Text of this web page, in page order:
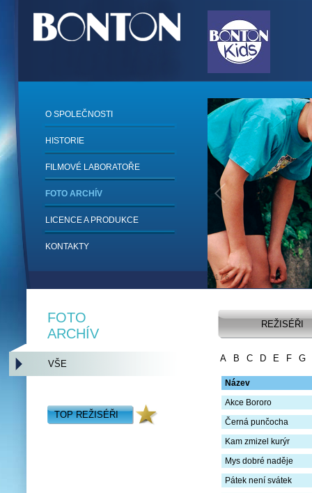
1/6
O SPOLEČNOSTI
HISTORIE
FILMOVÉ LABORATOŘE
FOTO ARCHÍV
LICENCE A PRODUKCE
KONTAKTY
REŽISÉŘI
A B C D E F G
Název
Akce Bororo
Černá punčocha
Kam zmizel kurýr
Mys dobré naděje
Pátek není svátek
FOTO
ARCHÍV
VŠE
TOP REŽISÉŘI